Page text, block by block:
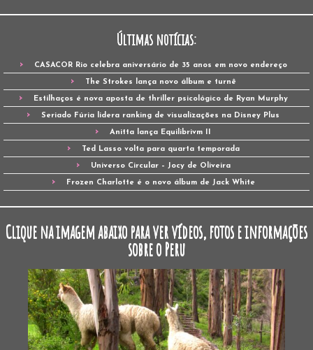
Últimas notícias:
CASACOR Rio celebra aniversário de 35 anos em novo endereço
The Strokes lança novo álbum e turnê
Estilhaços é nova aposta de thriller psicológico de Ryan Murphy
Seriado Fúria lidera ranking de visualizações na Disney Plus
Anitta lança Equilibrivm II
Ted Lasso volta para quarta temporada
Universo Circular – Jocy de Oliveira
Frozen Charlotte é o novo álbum de Jack White
Clique na imagem abaixo para ver vídeos, fotos e informações
sobre o Peru